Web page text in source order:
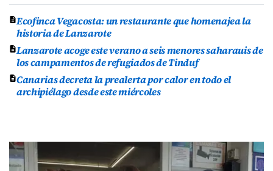
Ecofinca Vegacosta: un restaurante que homenajea la
historia de Lanzarote
Lanzarote acoge este verano a seis menores saharauis de
los campamentos de refugiados de Tinduf
Canarias decreta la prealerta por calor en todo el
archipiélago desde este miércoles